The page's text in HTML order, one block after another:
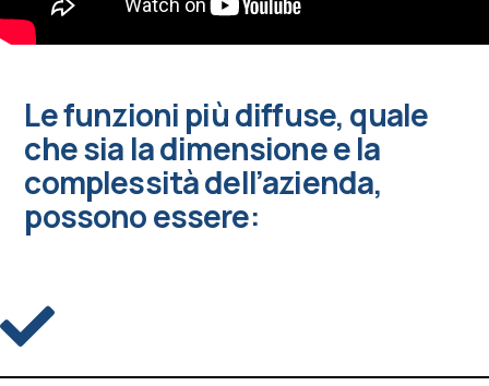
Le funzioni più diffuse, quale
che sia la dimensione e la
complessità dell’azienda,
possono essere: